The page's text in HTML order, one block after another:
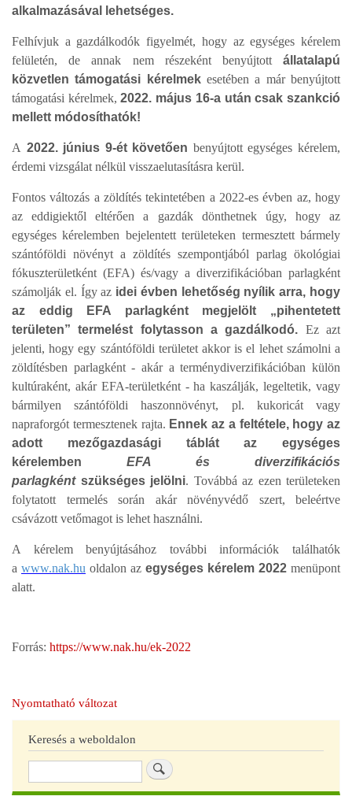
alkalmazásával lehetséges.
Felhívjuk a gazdálkodók figyelmét, hogy az egységes kérelem
felületén, de annak nem részeként benyújtott állatalapú
közvetlen támogatási kérelmekesetében a már benyújtott
támogatási kérelmek,2022. május 16-a után csak szankció
mellett módosíthatók!
A 2022. június 9-ét követően benyújtott egységes kérelem,
érdemi vizsgálat nélkül visszaelutasításra kerül.
Fontos változás a zöldítés tekintetében a 2022-es évben az, hogy
az eddigiektől eltérően a gazdák dönthetnek úgy, hogy az
egységes kérelemben bejelentett területeken termesztett bármely
szántóföldi növényt a zöldítés szempontjából parlag ökológiai
fókuszterületként (EFA) és/vagy a diverzifikációban parlagként
számolják el. Így az idei évben lehetőség nyílik arra, hogy
az eddig EFA parlagként megjelölt „pihentetett
területen” termelést folytasson a gazdálkodó. Ez azt
jelenti, hogy egy szántóföldi területet akkor is el lehet számolni a
zöldítésben parlagként - akár a terménydiverzifikációban külön
kultúraként, akár EFA-területként - ha kaszálják, legeltetik, vagy
bármilyen szántóföldi haszonnövényt, pl. kukoricát vagy
napraforgót termesztenek rajta. Ennek az a feltétele, hogy az
adott mezőgazdasági táblát az egységes
kérelemben EFA és diverzifikációs
parlagkéntszükséges jelölni. Továbbá az ezen területeken
folytatott termelés során akár növényvédő szert, beleértve
csávázott vetőmagot is lehet használni.
A kérelem benyújtásához további információk találhatók
a www.nak.hu oldalon az egységes kérelem 2022 menüpont
alatt.
Forrás: https://www.nak.hu/ek-2022
Nyomtatható változat
Keresés a weboldalon